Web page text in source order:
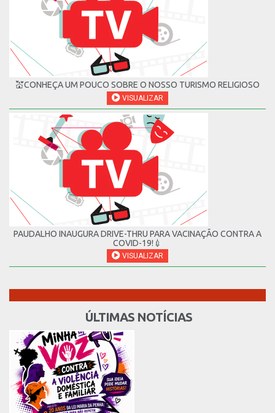
💒CONHEÇA UM POUCO SOBRE O NOSSO TURISMO RELIGIOSO
VISUALIZAR
PAUDALHO INAUGURA DRIVE-THRU PARA VACINAÇÃO CONTRA A
COVID-19!💉
VISUALIZAR
ÚLTIMAS NOTÍCIAS